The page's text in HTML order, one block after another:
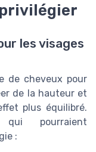
privilégier
les visages
de cheveux pour
de la hauteur et
plus équilibré.
qui pourraient
: